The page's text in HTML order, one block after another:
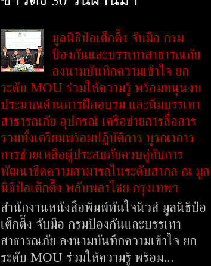
มูลนิธิป่อเต็กตึ๊ง จับมือ กรม
ป้องกันและบรรเทาสาธารณภัย
ลงนามบันทึกความเข้าใจ ยก
ระดับ MOU ร่วมให้ความรู้ พร้อมหนุนงบ
ประมาณด้านการฝึกอบรม และทีมบรรเทา
สาธารณภัย อุปกรณ์ เครือข่ายการสื่อสาร
รวมทั้งเตรียมพร้อมปฏิบัติการ บูรณาการ
การช่วยเหลือผู้ประสบภัยควบคู่กับการ
พัฒนาขีดความสามารถในระดับสากล ณ มูล
นิธิป่อเต็กตึ๊ง พลับพลาไชย กรุงเทพฯ
สำนักงานหนังสือพิมพ์ทันใจนิวส์ มูลนิธิป่อ
เต็กตึ๊ง จับมือ กรมป้องกันและบรรเทา
สาธารณภัย ลงนามบันทึกความเข้าใจ ยก
ระดับ MOU ร่วมให้ความรู้ พร้อม...